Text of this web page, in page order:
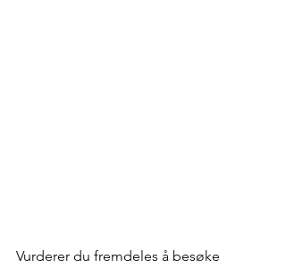
Vurderer du fremdeles å besøke